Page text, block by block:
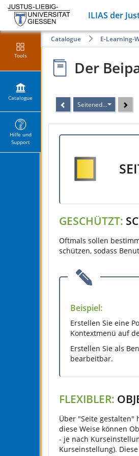
ILIAS der
Tools
Catalogue
Hilfe und
Support
Catalogue E-Learning-
Der
Seiteneditor
GESCHÜTZT:
Oftmals sollen
schützen, sodass
Beispiel:
Erstellen Sie eine
Kontextmenü auf
Erstellen Sie als
bearbeitbar.
FLEXIBLER:
Über "Seite gestalten"
diese Weise können
- je nach
Kurseinstellung).